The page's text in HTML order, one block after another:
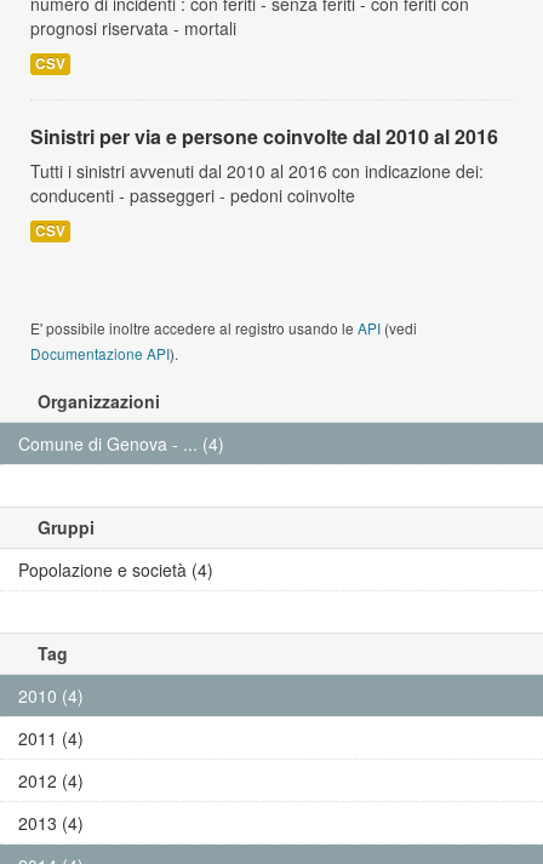
Tutti i sinistri avvenuti dal 2010 al 2016 con indicazione del
numero di incidenti : con feriti - senza feriti - con feriti con
prognosi riservata - mortali
CSV
Sinistri per via e persone coinvolte dal 2010 al 2016
Tutti i sinistri avvenuti dal 2010 al 2016 con indicazione dei:
conducenti - passeggeri - pedoni coinvolte
E' possibile inoltre accedere al registro usando le
Comune di Genova
URP - Ufficio Relazioni con il Pubblico
Posta Elettronica Certificata
Numero Unico: 010.1010
Indirizzo: Via Garibaldi 9, Palazzo Tursi, 16124
Genova
P. Iva: 00856930102